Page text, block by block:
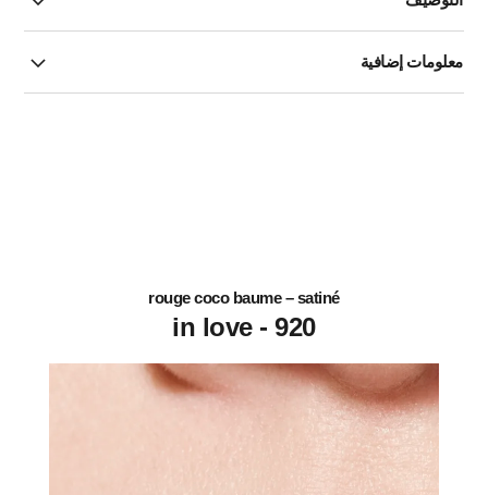
معلومات إضافية
rouge coco baume – satiné
920 - in love